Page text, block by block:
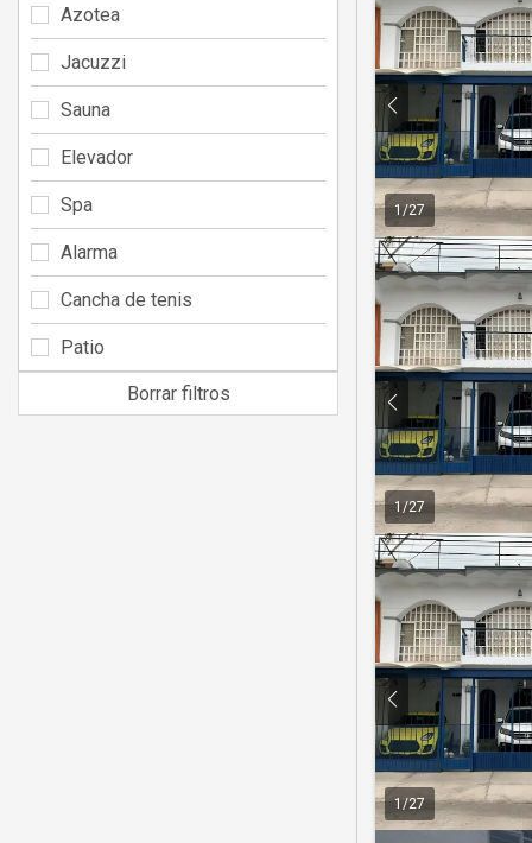
1/27
1/27
1/27
Azotea
Jacuzzi
Sauna
Elevador
Spa
Alarma
Cancha de tenis
Patio
Borrar filtros